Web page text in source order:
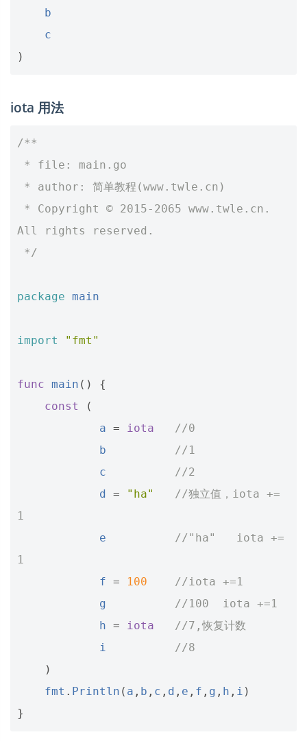
b
c
)
iota 用法
/**
* file: main.go
* author: 简单教程(www.twle.cn)
All rights reserved.
*/
package main
import "fmt"
func main ()
{
const
(
a = iota
//0
b
//1
c
//2
d = "ha"
//独立值，iota +=
1
e
//"ha"   iota +=
1
f = 100
//iota +=1
g
//100  iota +=1
h = iota
//7,恢复计数
i
//8
)
fmt . Println ( a , b , c , d , e , f , g , h , i )
}